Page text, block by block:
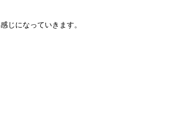
じになっていきます。